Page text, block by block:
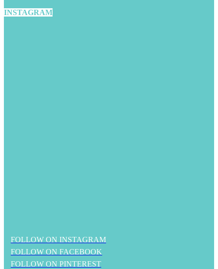
INSTAGRAM
FOLLOW ON INSTAGRAM
FOLLOW ON FACEBOOK
FOLLOW ON PINTEREST